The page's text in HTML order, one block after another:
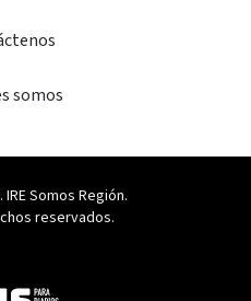
somos
Somos Región.
reservados.